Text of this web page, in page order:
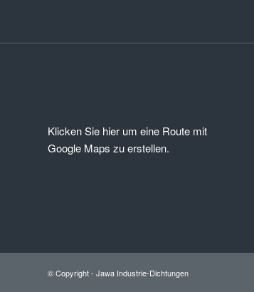
Klicken Sie hier um eine Route mit
Google Maps zu erstellen.
© Copyright - Jawa Industrie-Dichtungen